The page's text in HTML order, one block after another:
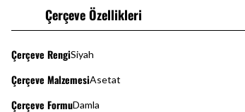
Çerçeve Özellikleri
Çerçeve RengiSiyah
Çerçeve MalzemesiAsetat
Çerçeve FormuDamla